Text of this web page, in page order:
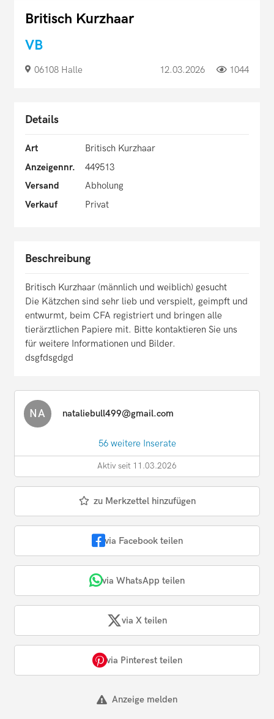
Britisch Kurzhaar
VB
06108 Halle 12.03.2026 1044
Details
Art
Britisch Kurzhaar
Anzeigennr.
449513
Versand
Abholung
Verkauf
Privat
Beschreibung
Britisch Kurzhaar (männlich und weiblich) gesucht
Die Kätzchen sind sehr lieb und verspielt, geimpft und
entwurmt, beim CFA registriert und bringen alle
tierärztlichen Papiere mit. Bitte kontaktieren Sie uns
für weitere Informationen und Bilder.
dsgfdsgdgd
NA nataliebull499@gmail.com
56 weitere Inserate
Aktiv seit 11.03.2026
zu Merkzettel hinzufügen
via Facebook teilen
via WhatsApp teilen
via X teilen
via Pinterest teilen
Anzeige melden